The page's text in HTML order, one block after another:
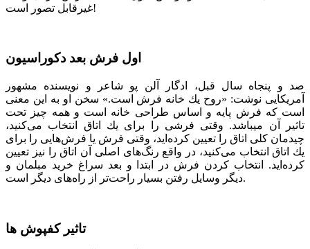
غیرقابل تصور است!
اول فرش بعد دکوراسیون
صد و پنجاه سال قبل، ادگار آلن پو شاعر و نویسنده مشهور
آمریکایی نوشت: «روح یك خانه فرش است.» سخن او به این معنی
است كه فرش پایه و اساس طراحی خانه است و همه چیز تحت
تاثیر آن می­باشد. وقتی فرشی را برای یك اتاق انتخاب می‌كنید،
چیدمان كلی اتاق را تعیین كرده‌اید، وقتی فرش یا فرش‌هایی را برای
یك اتاق انتخاب می‌كنید، در واقع رنگ‌های اصلی آن اتاق را نیز تعیین
كرده‌اید. انتخاب کردن فرش در ابتدا و بعد سراغ خرید مبلمان و
دیگر وسایل رفتن بسیار راحت‌تر از راه‌های دیگر است.
تاثیر کفپوش ها